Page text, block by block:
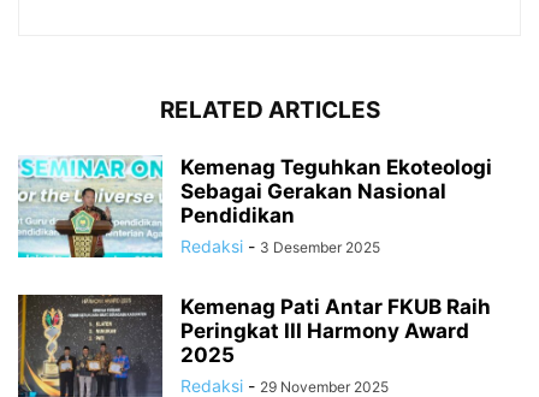
RELATED ARTICLES
Kemenag Teguhkan Ekoteologi
Sebagai Gerakan Nasional
Pendidikan
Redaksi - 3 Desember 2025
Kemenag Pati Antar FKUB Raih
Peringkat III Harmony Award
2025
Redaksi - 29 November 2025